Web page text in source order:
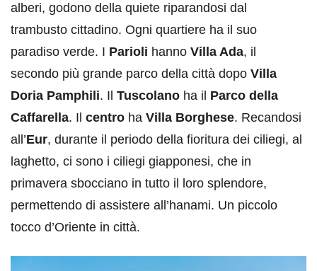
alberi, godono della quiete riparandosi dal
trambusto cittadino. Ogni quartiere ha il suo
paradiso verde. I Parioli hanno Villa Ada, il
secondo più grande parco della città dopo Villa
Doria Pamphili. Il Tuscolano ha il Parco della
Caffarella. Il centro ha Villa Borghese. Recandosi
all’Eur, durante il periodo della fioritura dei ciliegi, al
laghetto, ci sono i ciliegi giapponesi, che in
primavera sbocciano in tutto il loro splendore,
permettendo di assistere all’hanami. Un piccolo
tocco d’Oriente in città.